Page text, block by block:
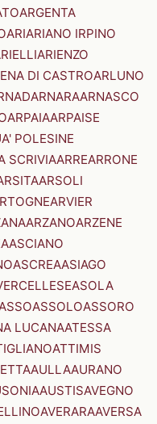
ARGENTA
ARIARIANO IRPINO
ARIENZO
DI CASTROARLUNO
ARNARAARNASCO
ARPAIAARPAISE
POLESINE
SCRIVIAARREARRONE
ARSOLI
ARVIER
ARZANOARZENE
ASCIANO
ASCREAASIAGO
ASOLA
ASSOLOASSORO
LUCANAATESSA
ATTIMIS
AULLAAURANO
AUSTISAVEGNO
AVERARAAVERSA